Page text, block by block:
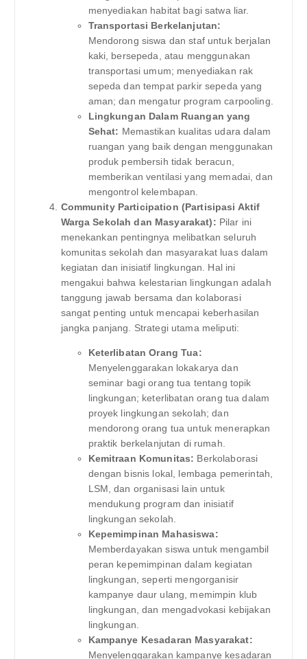
menyediakan habitat bagi satwa liar.
Transportasi Berkelanjutan:
Mendorong siswa dan staf untuk berjalan
kaki, bersepeda, atau menggunakan
transportasi umum; menyediakan rak
sepeda dan tempat parkir sepeda yang
aman; dan mengatur program carpooling.
Lingkungan Dalam Ruangan yang
Sehat: Memastikan kualitas udara dalam
ruangan yang baik dengan menggunakan
produk pembersih tidak beracun,
memberikan ventilasi yang memadai, dan
mengontrol kelembapan.
Community Participation (Partisipasi Aktif
Warga Sekolah dan Masyarakat): Pilar ini
menekankan pentingnya melibatkan seluruh
komunitas sekolah dan masyarakat luas dalam
kegiatan dan inisiatif lingkungan. Hal ini
mengakui bahwa kelestarian lingkungan adalah
tanggung jawab bersama dan kolaborasi
sangat penting untuk mencapai keberhasilan
jangka panjang. Strategi utama meliputi:
Keterlibatan Orang Tua:
Menyelenggarakan lokakarya dan
seminar bagi orang tua tentang topik
lingkungan; keterlibatan orang tua dalam
proyek lingkungan sekolah; dan
mendorong orang tua untuk menerapkan
praktik berkelanjutan di rumah.
Kemitraan Komunitas: Berkolaborasi
dengan bisnis lokal, lembaga pemerintah,
LSM, dan organisasi lain untuk
mendukung program dan inisiatif
lingkungan sekolah.
Kepemimpinan Mahasiswa:
Memberdayakan siswa untuk mengambil
peran kepemimpinan dalam kegiatan
lingkungan, seperti mengorganisir
kampanye daur ulang, memimpin klub
lingkungan, dan mengadvokasi kebijakan
lingkungan.
Kampanye Kesadaran Masyarakat:
Menyelenggarakan kampanye kesadaran